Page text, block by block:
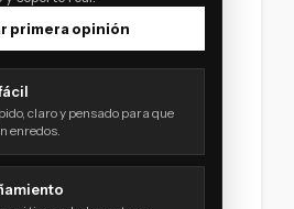
primera opinión
claro y pensado para que
enredos.